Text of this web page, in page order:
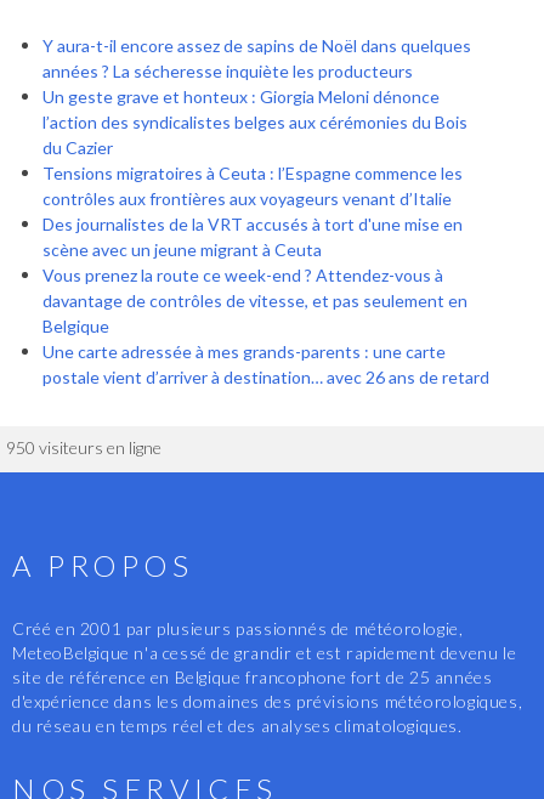
Y aura-t-il encore assez de sapins de Noël dans quelques
années ? La sécheresse inquiète les producteurs
Un geste grave et honteux : Giorgia Meloni dénonce
l’action des syndicalistes belges aux cérémonies du Bois
du Cazier
Tensions migratoires à Ceuta : l’Espagne commence les
contrôles aux frontières aux voyageurs venant d’Italie
Des journalistes de la VRT accusés à tort d'une mise en
scène avec un jeune migrant à Ceuta
Vous prenez la route ce week-end ? Attendez-vous à
davantage de contrôles de vitesse, et pas seulement en
Belgique
Une carte adressée à mes grands-parents : une carte
postale vient d’arriver à destination… avec 26 ans de retard
950 visiteurs en ligne
A PROPOS
Créé en 2001 par plusieurs passionnés de météorologie,
MeteoBelgique n'a cessé de grandir et est rapidement devenu le
site de référence en Belgique francophone fort de 25 années
d'expérience dans les domaines des prévisions météorologiques,
du réseau en temps réel et des analyses climatologiques.
NOS SERVICES